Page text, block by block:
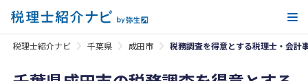
税理士紹介ナビ 千葉県 成田市 税務調査を得意とする税理士・会計